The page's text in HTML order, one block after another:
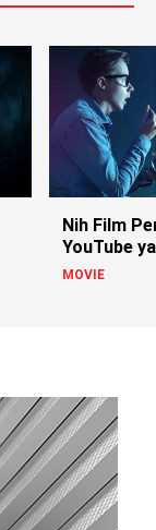
Nih Film
YouTube
MOVIE